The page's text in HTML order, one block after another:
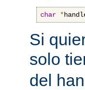
char *
Si
solo
del